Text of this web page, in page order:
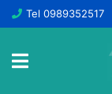
Tel 0989352517